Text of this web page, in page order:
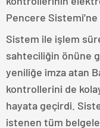
Pencere
Sistem ile işlem
sahteciliğin önüne
yeniliğe imza atan
kontrollerini de
hayata geçirdi.
istenen tüm